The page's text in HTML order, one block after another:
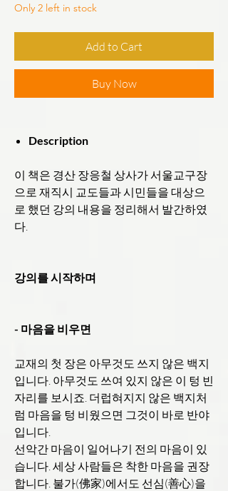
Only 2 left in stock
Add to Cart
Buy Now
Description
이 책은 경산 장응철 상사가 서울교구장
으로 재직시 교도들과 시민들을 대상으
로 했던 강의 내용을 정리해서 발간하였
다.
강의를 시작하며
- 마음을 비우면
교재의 첫 장은 아무것도 쓰지 않은 백지
입니다. 아무것도 쓰여 있지 않은 이 텅 빈
자리를 보시죠. 더럽혀지지 않은 백지처
럼 마음을 텅 비웠으면 그것이 바로 반야
입니다.
선악간 마음이 일어나기 전의 마음이 있
습니다. 세상 사람들은 착한 마음을 권장
합니다. 불가(佛家)에서도 선심(善心)을